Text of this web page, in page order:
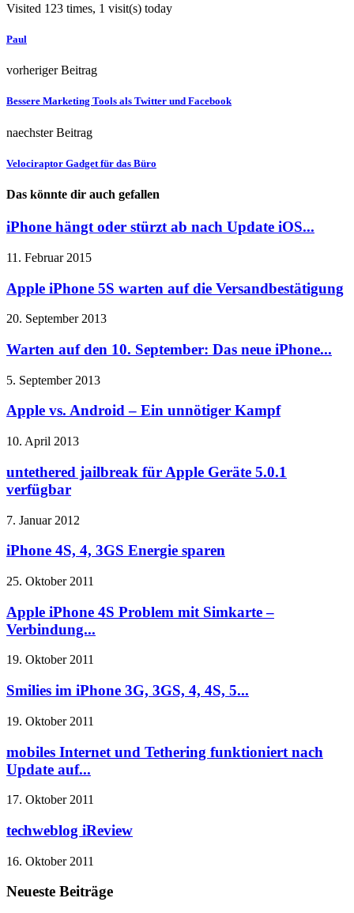
Visited 123 times, 1 visit(s) today
Paul
vorheriger Beitrag
Bessere Marketing Tools als Twitter und Facebook
naechster Beitrag
Velociraptor Gadget für das Büro
Das könnte dir auch gefallen
iPhone hängt oder stürzt ab nach Update iOS...
11. Februar 2015
Apple iPhone 5S warten auf die Versandbestätigung
20. September 2013
Warten auf den 10. September: Das neue iPhone...
5. September 2013
Apple vs. Android – Ein unnötiger Kampf
10. April 2013
untethered jailbreak für Apple Geräte 5.0.1
verfügbar
7. Januar 2012
iPhone 4S, 4, 3GS Energie sparen
25. Oktober 2011
Apple iPhone 4S Problem mit Simkarte –
Verbindung...
19. Oktober 2011
Smilies im iPhone 3G, 3GS, 4, 4S, 5...
19. Oktober 2011
mobiles Internet und Tethering funktioniert nach
Update auf...
17. Oktober 2011
techweblog iReview
16. Oktober 2011
Neueste Beiträge